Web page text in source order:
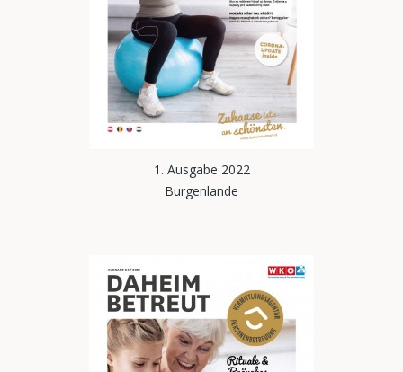
1. Ausgabe 2022
Burgenlande